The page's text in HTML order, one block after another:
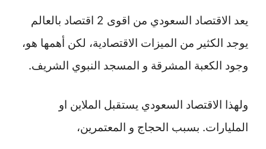
يعد الاقتصاد السعودي من اقوى 2 اقتصاد بالعالم
يوجد الكثير من الميزات الاقتصادية، لكن أهمها هو،
وجود الكعبة المشرقة و المسجد النبوي الشريف.
ولهذا الاقتصاد السعودي يستقبل الملاين او
المليارات. بسبب الحجاج و المعتمرين،